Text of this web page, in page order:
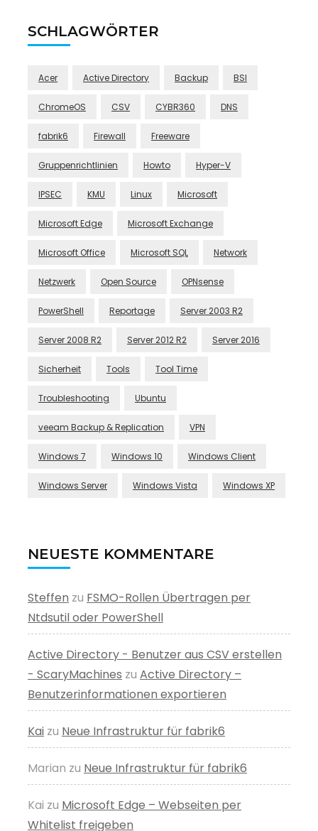
SCHLAGWÖRTER
Acer Active Directory Backup BSI
ChromeOS CSV CYBR360 DNS
fabrik6 Firewall Freeware
Gruppenrichtlinien Howto Hyper-V
IPSEC KMU Linux Microsoft
Microsoft Edge Microsoft Exchange
Microsoft Office Microsoft SQL Network
Netzwerk Open Source OPNsense
PowerShell Reportage Server 2003 R2
Server 2008 R2 Server 2012 R2 Server 2016
Sicherheit Tools Tool Time
Troubleshooting Ubuntu
veeam Backup & Replication VPN
Windows 7 Windows 10 Windows Client
Windows Server Windows Vista Windows XP
NEUESTE KOMMENTARE
Steffen zu FSMO-Rollen Übertragen per
Ntdsutil oder PowerShell
Active Directory - Benutzer aus CSV erstellen
- ScaryMachines zu Active Directory –
Benutzerinformationen exportieren
Kai zu Neue Infrastruktur für fabrik6
Marian zu Neue Infrastruktur für fabrik6
Kai zu Microsoft Edge – Webseiten per
Whitelist freigeben